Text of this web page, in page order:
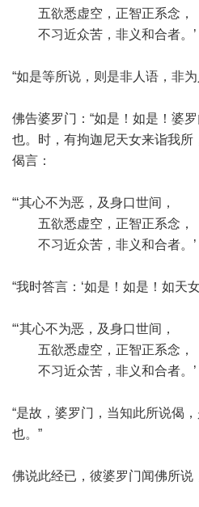
五欲悉虚空，正智正系念，
不习近众苦，非义和合者。’
“如是等所说，则是非人语，非为
佛告婆罗门：“如是！如是！婆
也。时，有拘迦尼天女来诣我
偈言：
“‘其心不为恶，及身口世间，
五欲悉虚空，正智正系念，
不习近众苦，非义和合者。’
“我时答言：‘如是！如是！如天
“‘其心不为恶，及身口世间，
五欲悉虚空，正智正系念，
不习近众苦，非义和合者。’
“是故，婆罗门，当知此所说偈
也。”
佛说此经已，彼婆罗门闻佛所说